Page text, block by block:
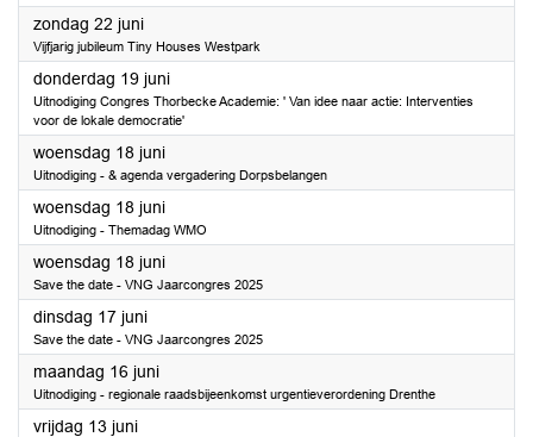
zondag 22 juni2025
Vijfjarig jubileum Tiny Houses Westpark
donderdag 19 juni2025
Uitnodiging Congres Thorbecke Academie: ' Van idee naar actie: Interventies
voor de lokale democratie'
woensdag 18 juni2025
Uitnodiging - & agenda vergadering Dorpsbelangen
woensdag 18 juni2025
Uitnodiging - Themadag WMO
woensdag 18 juni2025
Save the date - VNG Jaarcongres 2025
dinsdag 17 juni2025
Save the date - VNG Jaarcongres 2025
maandag 16 juni2025
Uitnodiging - regionale raadsbijeenkomst urgentieverordening Drenthe
vrijdag 13 juni2025